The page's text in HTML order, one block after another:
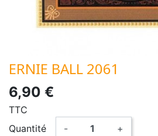
ERNIE BALL 2061
6,90 €
TTC
Quantité
- +